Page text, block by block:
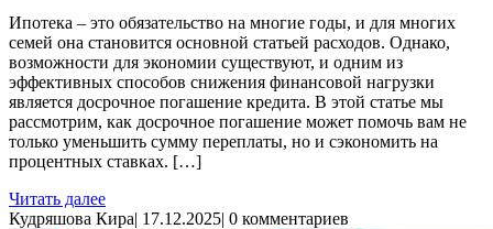
Ипотека – это обязательство на многие годы, и для многих
семей она становится основной статьей расходов. Однако,
возможности для экономии существуют, и одним из
эффективных способов снижения финансовой нагрузки
является досрочное погашение кредита. В этой статье мы
рассмотрим, как досрочное погашение может помочь вам не
только уменьшить сумму переплаты, но и сэкономить на
процентных ставках. […]
Читать далее
Кудряшова Кира| 17.12.2025| 0 комментариев